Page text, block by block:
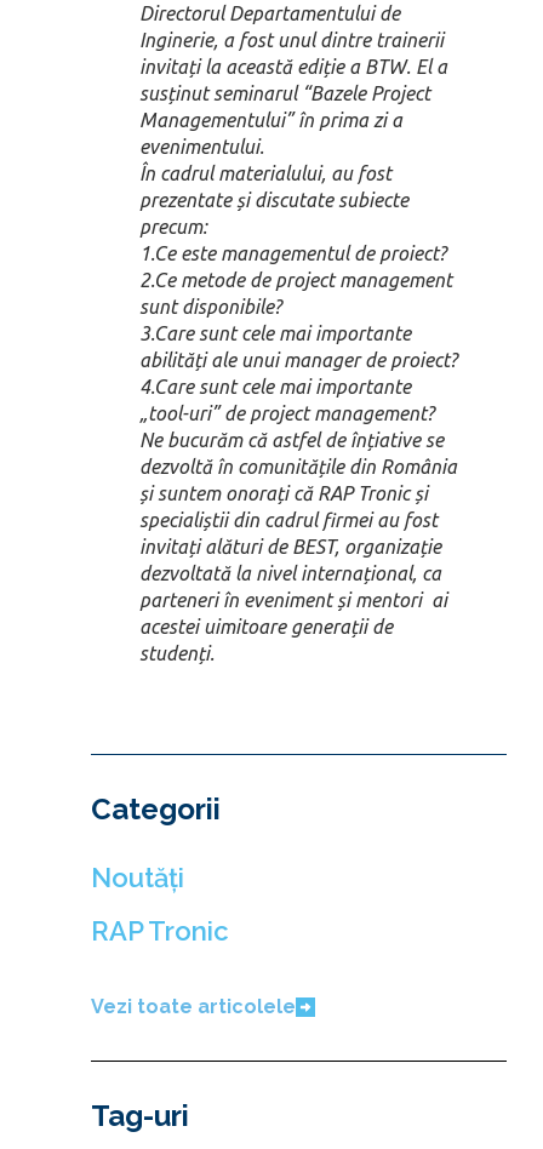
Categorii
Noutăți
RAP Tronic
Vezi toate articolele
Tag-uri
Directorul Departamentului de
Inginerie, a fost unul dintre trainerii
invitați la această ediție a BTW. El a
susținut seminarul “Bazele Project
Managementului” în prima zi a
evenimentului.
În cadrul materialului, au fost
prezentate și discutate subiecte
precum:
1.Ce este managementul de proiect?
2.Ce metode de project management
sunt disponibile?
3.Care sunt cele mai importante
abilități ale unui manager de proiect?
4.Care sunt cele mai importante
„tool-uri” de project management?
Ne bucurăm că astfel de înțiative se
dezvoltă în comunitățile din România
și suntem onorați că RAP Tronic și
specialiștii din cadrul firmei au fost
invitați alături de BEST, organizație
dezvoltată la nivel internațional, ca
parteneri în eveniment și mentori ai
acestei uimitoare generații de
studenți.